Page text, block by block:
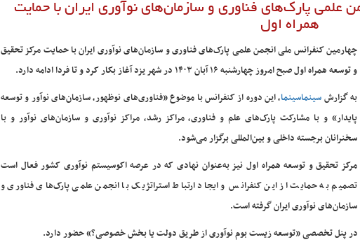
علمی پارک‌های فناوری و سازمان‌های نوآوری ایران با حمایت
همراه اول
چهارمین کنفرانس ملی انجمن علمی پارک‌های فناوری و سازمان‌های نوآوری ایران با حمایت مرکز تحقیق
و توسعه همراه اول صبح امروز چهارشنبه ۱۶ آبان ۱۴۰۳ در شهر یزد آغاز بکار کرد و تا فردا ادامه دارد.
به گزارشسینماسینما، این دوره از کنفرانس با موضوع «فناوری‌های نوظهور، سازمان‌های نوآور و توسعه
پایدار» و با مشارکت پارک‌های علم و فناوری، مراکز رشد، مراکز نوآوری و سازمان‌های نوآور و با
سخنرانان برجسته داخلی و بین‌المللی برگزار می‌شود.
مرکز تحقیق و توسعه همراه اول نیز به‌عنوان نهادی که در عرصه اکوسیستم نوآوری کشور فعال است
تصمیم به حمایت از این کنفرانس و ایجاد ارتباط استراتژیک با انجمن علمی پارک‌های فناوری و
سازمان‌های نوآوری ایران گرفته است.
در پنل تخصصی «توسعه زیست بوم نوآوری از طریق دولت یا بخش خصوصی؟» حضور دارد.